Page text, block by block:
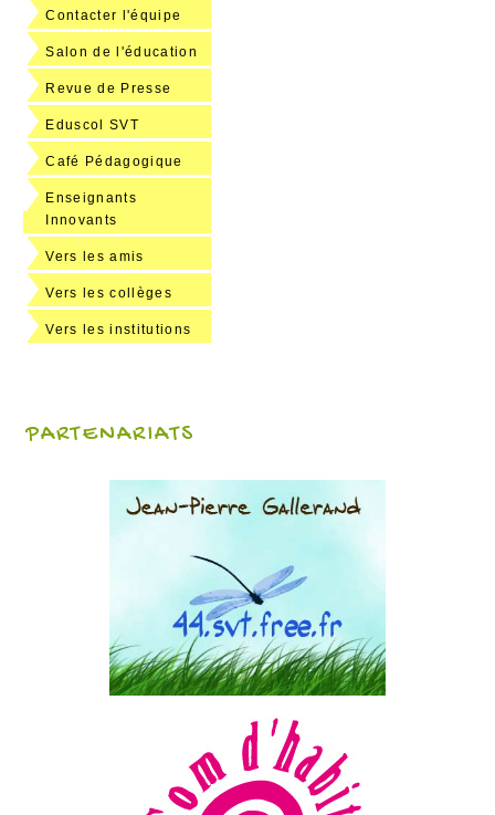
Contacter l'équipe
Salon de l'éducation
Revue de Presse
Eduscol SVT
Café Pédagogique
Enseignants
Innovants
Vers les amis
Vers les collèges
Vers les institutions
PARTENARIATS